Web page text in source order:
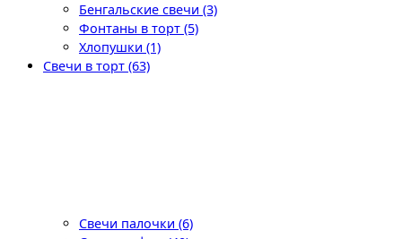
Бенгальские свечи (3)
Фонтаны в торт (5)
Хлопушки (1)
Свечи в торт (63)
Свечи палочки (6)